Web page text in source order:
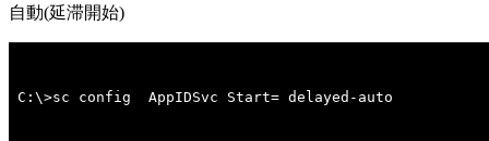
自動(延滞開始)
C:\>sc config  AppIDSvc Start= delayed-auto